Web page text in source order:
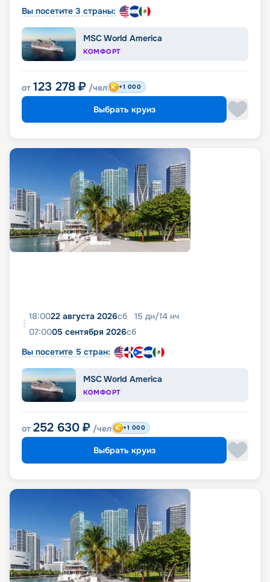
Вы посетите 3 страны:
MSC World America
КОМФОРТ
от 123 278 ₽ /чел +1 000
Выбрать круиз
18:0022 августа 2026сб 15 дн/14 нч
07:0005 сентября 2026сб
Вы посетите 5 стран:
MSC World America
КОМФОРТ
от 252 630 ₽ /чел +1 000
Выбрать круиз